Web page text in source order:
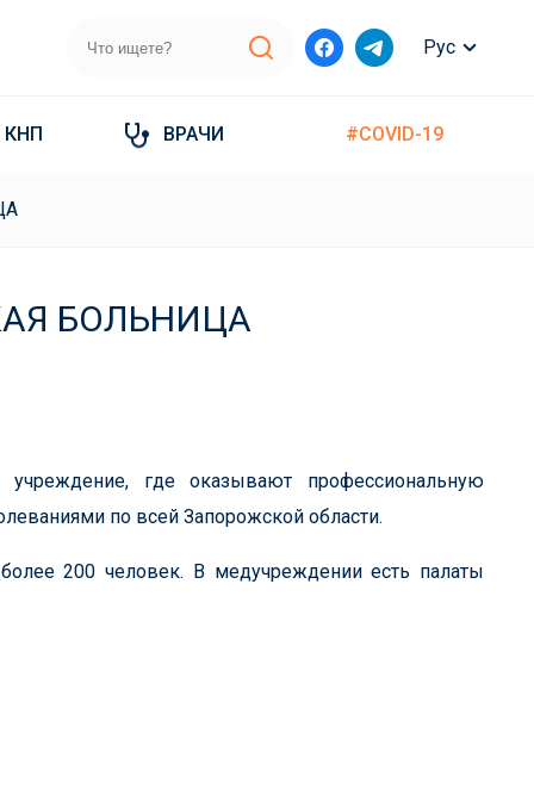
Рус
КНП ВРАЧИ #COVID-19
БОЛЬНИЦА
учреждение, где оказывают профессиональную
по всей Запорожской области.
200 человек. В медучреждении есть палаты